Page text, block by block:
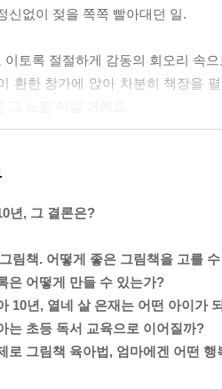
신없이 젖을 쪽쪽 빨아대던 일.
이토록 절절하게 감동의 회오리 속
환한 창가에 앉아 차분히 책장을
보니 말썽 피우는 아이에게 소리
고 사랑스러운 아들이고 딸인지를
둔 어느 엄마의 이야기입니다. 엄
.
요. 킁킁.”
엄마는 너무도 궁금하여 베란다
년, 그 결론은?
림책. 어떻게 좋은 그림책을 고를
은 어떻게 만들 수 있는가?
10년, 열네 살 은재는 어떤 아이가
는 초등 독서 교육으로 이어질까?
로 그림책 육아법, 엄마에겐 어떤 행